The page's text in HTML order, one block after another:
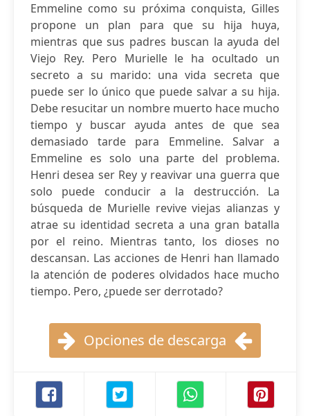
Emmeline como su próxima conquista, Gilles
propone un plan para que su hija huya,
mientras que sus padres buscan la ayuda del
Viejo Rey. Pero Murielle le ha ocultado un
secreto a su marido: una vida secreta que
puede ser lo único que puede salvar a su hija.
Debe resucitar un nombre muerto hace mucho
tiempo y buscar ayuda antes de que sea
demasiado tarde para Emmeline. Salvar a
Emmeline es solo una parte del problema.
Henri desea ser Rey y reavivar una guerra que
solo puede conducir a la destrucción. La
búsqueda de Murielle revive viejas alianzas y
atrae su identidad secreta a una gran batalla
por el reino. Mientras tanto, los dioses no
descansan. Las acciones de Henri han llamado
la atención de poderes olvidados hace mucho
tiempo. Pero, ¿puede ser derrotado?
Opciones de descarga